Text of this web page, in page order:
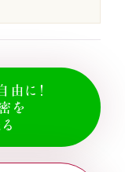
由に！
を